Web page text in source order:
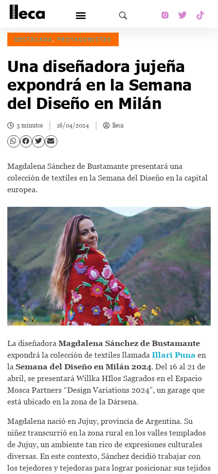
DESTACADA , PROTAGONISTAS
Una diseñadora jujeña
expondrá en la Semana
del Diseño en Milán
3 minutos 16/04/2024 lleca
Magdalena Sánchez de Bustamante presentará una
colección de textiles en la Semana del Diseño en la capital
europea.
La diseñadora Magdalena Sánchez de Bustamante
expondrá la colección de textiles llamada Illari Puna en
la Semana del Diseño en Milán 2024. Del 16 al 21 de
abril, se presentará Willka HIlos Sagrados en el Espacio
Mosca Partners “Design Variations 2024”, un garage que
está ubicado en la zona de la Dársena.
Magdalena nació en Jujuy, provincia de Argentina. Su
niñez transcurrió en la zona rural en los valles templados
de Jujuy, un ambiente tan rico de expresiones culturales
diversas. En este contexto, Sánchez decidió trabajar con
los tejedores y tejedoras para lograr posicionar sus tejidos